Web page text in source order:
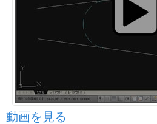
動画を見る